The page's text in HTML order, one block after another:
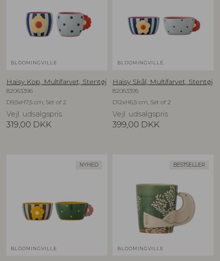
BLOOMINGVILLE
Haisy Kop, Multifarvet, Stentøj
82063396
D9,5xH7,5 cm, Set of 2
Vejl. udsalgspris
319,00 DKK
BLOOMINGVILLE
Haisy Skål, Multifarvet, Stentøj
82063395
D12xH6,5 cm, Set of 2
Vejl. udsalgspris
399,00 DKK
NYHED
BLOOMINGVILLE
BESTSELLER
BLOOMINGVILLE